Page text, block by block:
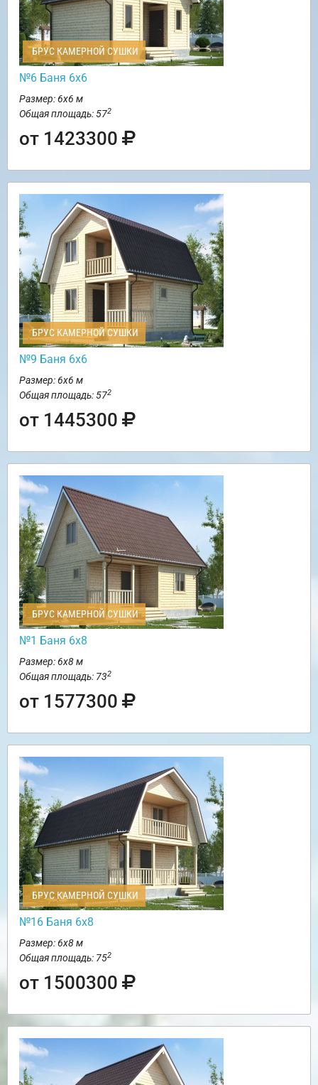
БРУС КАМЕРНОЙ СУШКИ
№6 Баня 6х6
Размер: 6х6 м
Общая площадь: 572
от 1423300
БРУС КАМЕРНОЙ СУШКИ
№9 Баня 6х6
Размер: 6х6 м
Общая площадь: 572
от 1445300
БРУС КАМЕРНОЙ СУШКИ
№1 Баня 6х8
Размер: 6х8 м
Общая площадь: 732
от 1577300
БРУС КАМЕРНОЙ СУШКИ
№16 Баня 6х8
Размер: 6х8 м
Общая площадь: 752
от 1500300